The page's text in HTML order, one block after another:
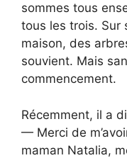
sommes tous
tous les trois. Sur
maison, des
souvient. Mais
commencement.
Récemment, il a
— Merci de
maman Natalia,